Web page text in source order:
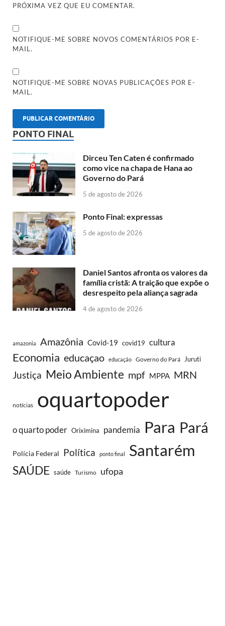
PRÓXIMA VEZ QUE EU COMENTAR.
NOTIFIQUE-ME SOBRE NOVOS COMENTÁRIOS POR E-
MAIL.
NOTIFIQUE-ME SOBRE NOVAS PUBLICAÇÕES POR E-
MAIL.
PONTO FINAL
Dirceu Ten Caten é confirmado
como vice na chapa de Hana ao
Governo do Pará
5 de agosto de 2026
Ponto Final: expressas
5 de agosto de 2026
Daniel Santos afronta os valores da
família cristã: A traição que expõe o
desrespeito pela aliança sagrada
4 de agosto de 2026
amazonia Amazônia Covid-19 covid19 cultura
Economia educaçao educação Governo do Pará Juruti
Justiça Meio Ambiente mpf MPPA MRN
notícias oquartopoder
o quarto poder Oriximina pandemia Para Pará
Polícia Federal Política ponto final Santarém
SAÚDE saúde Turismo ufopa